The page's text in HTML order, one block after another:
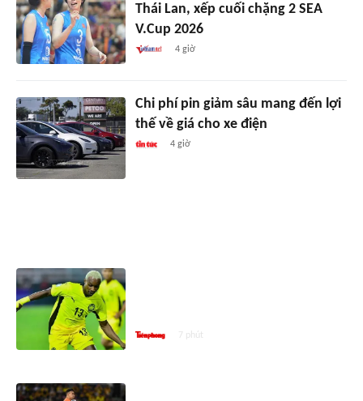
Thái Lan, xếp cuối chặng 2 SEA
V.Cup 2026
4 giờ
Chi phí pin giảm sâu mang đến lợi
thế về giá cho xe điện
4 giờ
7 phút